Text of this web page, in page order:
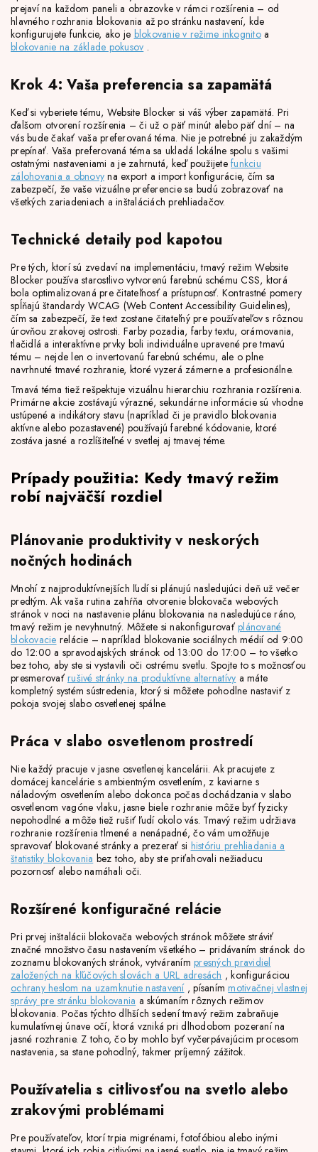
prejaví na každom paneli a obrazovke v rámci rozšírenia – od
hlavného rozhrania blokovania až po stránku nastavení, kde
konfigurujete funkcie, ako je blokovanie v režime inkognitoa
blokovanie na základe pokusov .
Krok 4: Vaša preferencia sa zapamätá
Keď si vyberiete tému, Website Blocker si váš výber zapamätá. Pri
ďalšom otvorení rozšírenia – či už o päť minút alebo päť dní – na
vás bude čakať vaša preferovaná téma. Nie je potrebné ju zakaždým
prepínať. Vaša preferovaná téma sa ukladá lokálne spolu s vašimi
ostatnými nastaveniami a je zahrnutá, keď použijete funkciu
zálohovania a obnovy na export a import konfigurácie, čím sa
zabezpečí, že vaše vizuálne preferencie sa budú zobrazovať na
všetkých zariadeniach a inštaláciách prehliadačov.
Technické detaily pod kapotou
Pre tých, ktorí sú zvedaví na implementáciu, tmavý režim Website
Blocker používa starostlivo vytvorenú farebnú schému CSS, ktorá
bola optimalizovaná pre čitateľnosť a prístupnosť. Kontrastné pomery
spĺňajú štandardy WCAG (Web Content Accessibility Guidelines),
čím sa zabezpečí, že text zostane čitateľný pre používateľov s rôznou
úrovňou zrakovej ostrosti. Farby pozadia, farby textu, orámovania,
tlačidlá a interaktívne prvky boli individuálne upravené pre tmavú
tému – nejde len o invertovanú farebnú schému, ale o plne
navrhnuté tmavé rozhranie, ktoré vyzerá zámerne a profesionálne.
Tmavá téma tiež rešpektuje vizuálnu hierarchiu rozhrania rozšírenia.
Primárne akcie zostávajú výrazné, sekundárne informácie sú vhodne
ustúpené a indikátory stavu (napríklad či je pravidlo blokovania
aktívne alebo pozastavené) používajú farebné kódovanie, ktoré
zostáva jasné a rozlíšiteľné v svetlej aj tmavej téme.
Prípady použitia: Kedy tmavý režim
robí najväčší rozdiel
Plánovanie produktivity v neskorých
nočných hodinách
Mnohí z najproduktívnejších ľudí si plánujú nasledujúci deň už večer
predtým. Ak vaša rutina zahŕňa otvorenie blokovača webových
stránok v noci na nastavenie plánu blokovania na nasledujúce ráno,
tmavý režim je nevyhnutný. Môžete si nakonfigurovať plánované
blokovacie relácie – napríklad blokovanie sociálnych médií od 9:00
do 12:00 a spravodajských stránok od 13:00 do 17:00 – to všetko
bez toho, aby ste si vystavili oči ostrému svetlu. Spojte to s možnosťou
presmerovať rušivé stránky na produktívne alternatívy a máte
kompletný systém sústredenia, ktorý si môžete pohodlne nastaviť z
pokoja svojej slabo osvetlenej spálne.
Práca v slabo osvetlenom prostredí
Nie každý pracuje v jasne osvetlenej kancelárii. Ak pracujete z
domácej kancelárie s ambientným osvetlením, z kaviarne s
náladovým osvetlením alebo dokonca počas dochádzania v slabo
osvetlenom vagóne vlaku, jasne biele rozhranie môže byť fyzicky
nepohodlné a môže tiež rušiť ľudí okolo vás. Tmavý režim udržiava
rozhranie rozšírenia tlmené a nenápadné, čo vám umožňuje
spravovať blokované stránky a prezerať si históriu prehliadania a
štatistiky blokovania bez toho, aby ste priťahovali nežiaducu
pozornosť alebo namáhali oči.
Rozšírené konfiguračné relácie
Pri prvej inštalácii blokovača webových stránok môžete stráviť
značné množstvo času nastavením všetkého – pridávaním stránok do
zoznamu blokovaných stránok, vytváraním presných pravidiel
založených na kľúčových slovách a URL adresách , konfiguráciou
ochrany heslom na uzamknutie nastavení, písanímmotivačnej vlastnej
správy pre stránku blokovania a skúmaním rôznych režimov
blokovania. Počas týchto dlhších sedení tmavý režim zabraňuje
kumulatívnej únave očí, ktorá vzniká pri dlhodobom pozeraní na
jasné rozhranie. Z toho, čo by mohlo byť vyčerpávajúcim procesom
nastavenia, sa stane pohodlný, takmer príjemný zážitok.
Používatelia s citlivosťou na svetlo alebo
zrakovými problémami
Pre používateľov, ktorí trpia migrénami, fotofóbiou alebo inými